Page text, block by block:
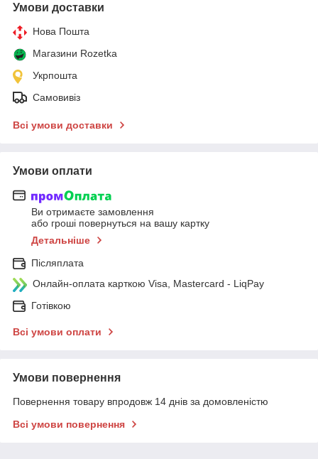
Умови доставки
Нова Пошта
Магазини Rozetka
Укрпошта
Самовивіз
Всі умови доставки
Умови оплати
Ви отримаєте замовлення
або гроші повернуться на вашу картку
Детальніше
Післяплата
Онлайн-оплата карткою Visa, Mastercard - LiqPay
Готівкою
Всі умови оплати
Умови повернення
Повернення товару впродовж 14 днів за домовленістю
Всі умови повернення